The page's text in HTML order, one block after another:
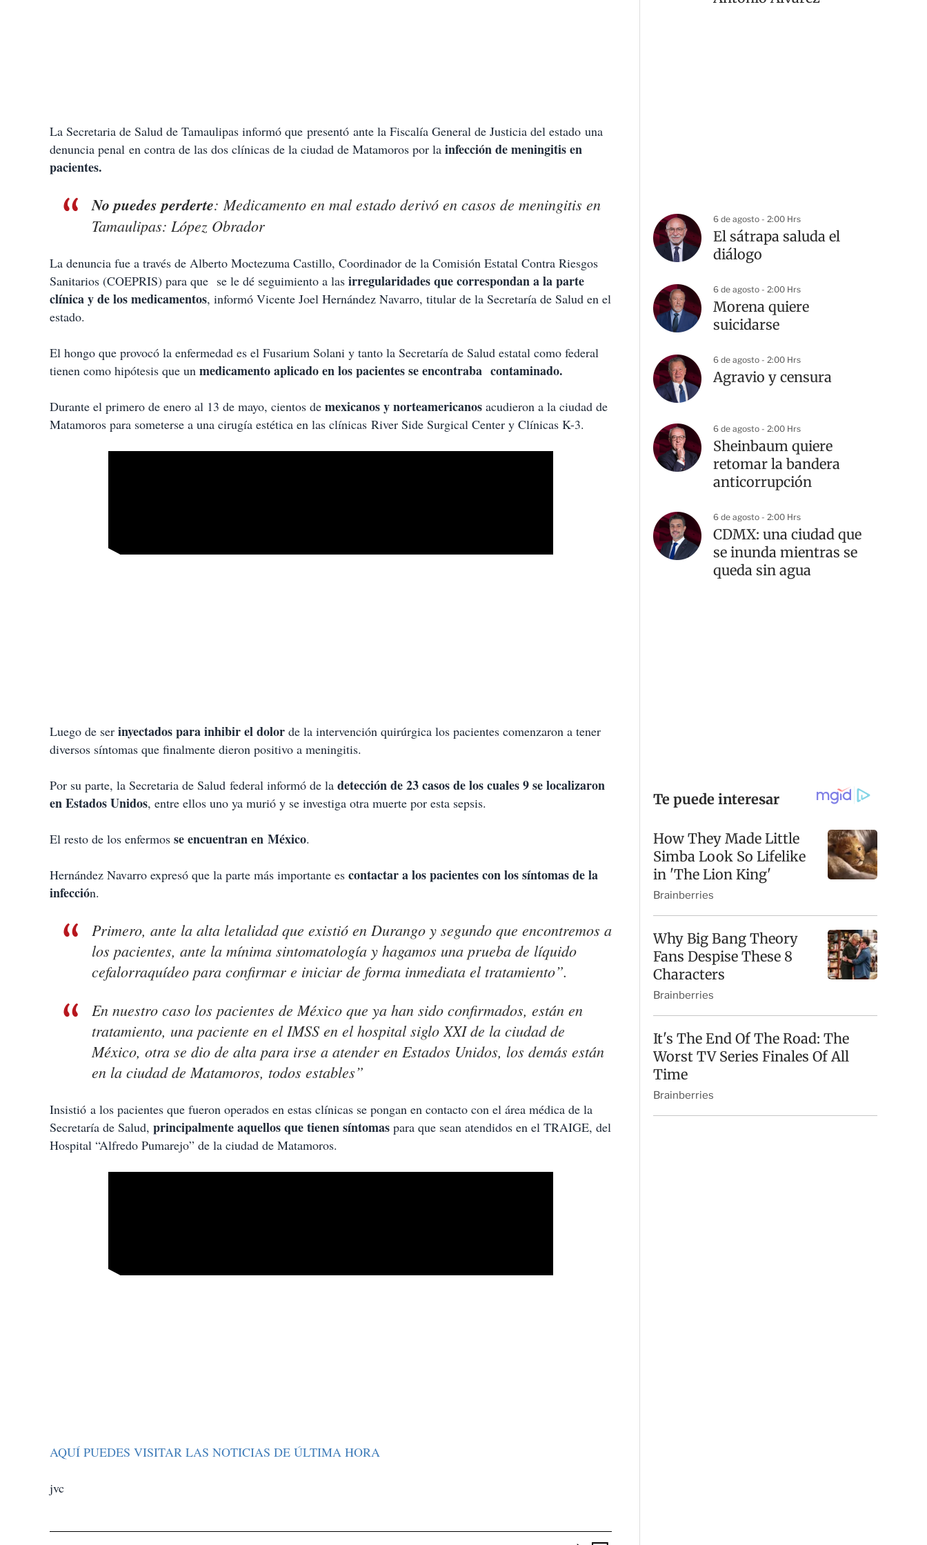
La Secretaria de Salud de Tamaulipas informó que presentó ante la Fiscalía General de Justicia del estado una
denuncia penal en contra de las dos clínicas de la ciudad de Matamoros por la infección de meningitis en
pacientes.
No puedes perderte:Medicamento en mal estado derivó en casos de meningitis en
Tamaulipas: López Obrador
La denuncia fue a través de Alberto Moctezuma Castillo, Coordinador de la Comisión Estatal Contra Riesgos
Sanitarios (COEPRIS) para que se le dé seguimiento a las irregularidades que correspondan a la parte
clínica y de los medicamentos, informó Vicente Joel Hernández Navarro, titular de la Secretaría de Salud en el
estado.
El hongo que provocó la enfermedad es el Fusarium Solani y tanto la Secretaría de Salud estatal como federal
tienen como hipótesis que un medicamento aplicado en los pacientes se encontraba contaminado.
Durante el primero de enero al 13 de mayo, cientos de mexicanos y norteamericanos acudieron a la ciudad de
Matamoros para someterse a una cirugía estética en las clínicas River Side Surgical Center y Clínicas K-3.
Luego de ser inyectados para inhibir el dolor de la intervención quirúrgica los pacientes comenzaron a tener
diversos síntomas que finalmente dieron positivo a meningitis.
Por su parte, la Secretaria de Salud federal informó de la detección de 23 casos de los cuales 9 se localizaron
en Estados Unidos, entre ellos uno ya murió y se investiga otra muerte por esta sepsis.
El resto de los enfermos se encuentran en México.
Hernández Navarro expresó que la parte más importante es contactar a los pacientes con los síntomas de la
infección.
Primero, ante la alta letalidad que existió en Durango y segundo que encontremos a
los pacientes, ante la mínima sintomatología y hagamos una prueba de líquido
cefalorraquídeo para confirmar e iniciar de forma inmediata el tratamiento”.
En nuestro caso los pacientes de México que ya han sido confirmados, están en
tratamiento, una paciente en el IMSS en el hospital siglo XXI de la ciudad de
México, otra se dio de alta para irse a atender en Estados Unidos, los demás están
en la ciudad de Matamoros, todos estables”
Insistió a los pacientes que fueron operados en estas clínicas se pongan en contacto con el área médica de la
Secretaría de Salud, principalmente aquellos que tienen síntomas para que sean atendidos en el TRAIGE, del
Hospital “Alfredo Pumarejo” de la ciudad de Matamoros.
AQUÍ PUEDES VISITAR LAS NOTICIAS DE ÚLTIMA HORA
jvc
6 de agosto - 2:00 Hrs
El sátrapa saluda el
diálogo
6 de agosto - 2:00 Hrs
Morena quiere
suicidarse
6 de agosto - 2:00 Hrs
Agravio y censura
6 de agosto - 2:00 Hrs
Sheinbaum quiere
retomar la bandera
anticorrupción
6 de agosto - 2:00 Hrs
CDMX: una ciudad que
se inunda mientras se
queda sin agua